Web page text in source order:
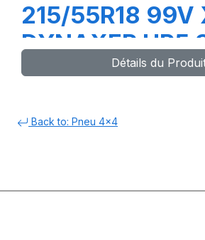
215/55R18 99V
DYNAXER HP5
Détails du
Back to: Pneu 4x4